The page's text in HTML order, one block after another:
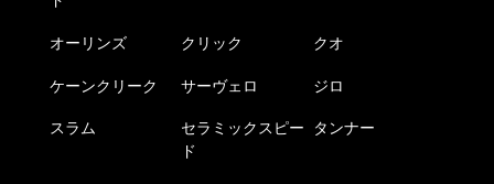
オーリンズ クリック クオ
ケーンクリーク サーヴェロ ジロ
スラム
セラミックスピー
ド
タンナー